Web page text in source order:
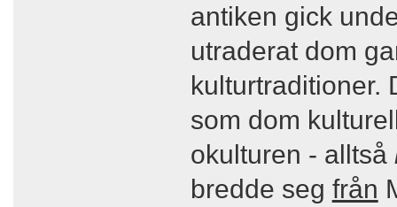
antiken gick
utraderat dom
kulturtraditioner.
som dom
okulturen - alltså
bredde seg från